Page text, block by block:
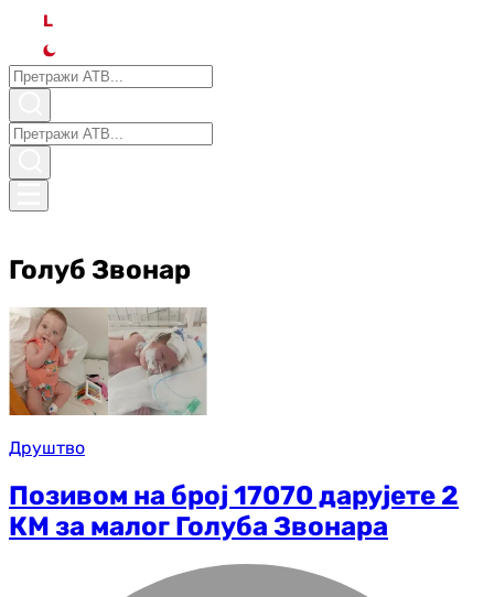
L
Голуб Звонар
Друштво
Позивом на број 17070 дарујете 2
КМ за малог Голуба Звонара